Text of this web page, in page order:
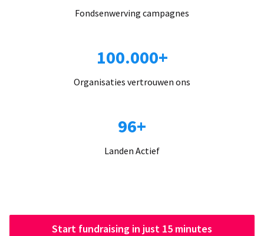
Fondsenwerving campagnes
100.000+
Organisaties vertrouwen ons
96+
Landen Actief
Start fundraising in just 15 minutes